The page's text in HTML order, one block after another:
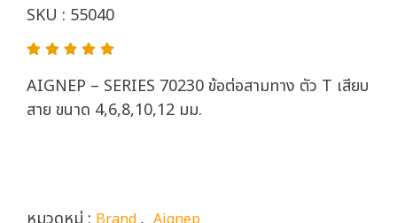
SKU : 55040
AIGNEP – SERIES 70230 ข้อต่อสามทาง ตัว T เสียบ
สาย ขนาด 4,6,8,10,12 มม.